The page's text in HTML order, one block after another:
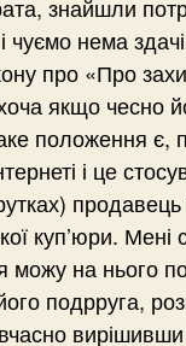
знайшли
чуємо нема
про «Про
якщо чесно
положення є,
і це
куп’юри. Мені
можу на нього
подрруга,
вирішивши